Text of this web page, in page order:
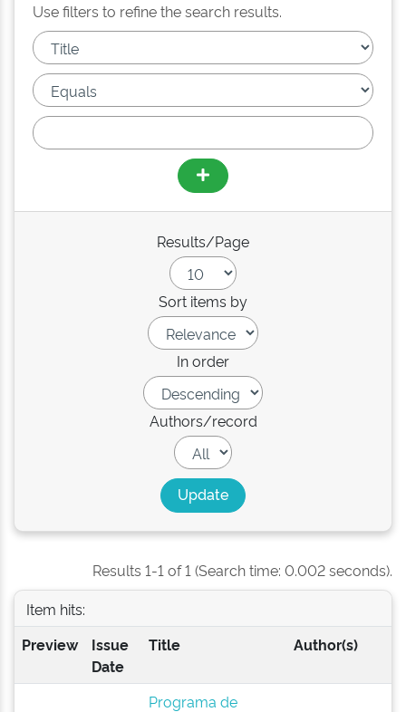
Use filters to refine the search results.
Results/Page
Sort items by
In order
Authors/record
Results 1-1 of 1 (Search time: 0.002 seconds).
Item hits:
Preview
Issue
Date
Title Author(s)
Programa de